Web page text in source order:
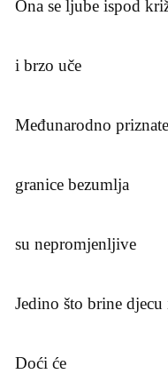
Ona se ljube ispod
i brzo uče
Međunarodno priznate
granice bezumlja
su nepromjenljive
Jedino što brine
Doći će